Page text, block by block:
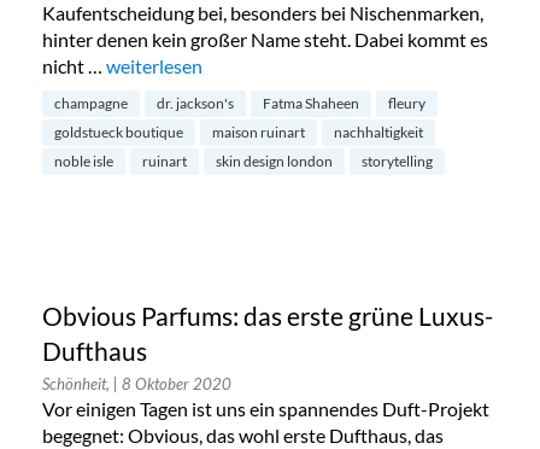
Kaufentscheidung bei, besonders bei Nischenmarken,
hinter denen kein großer Name steht. Dabei kommt es
nicht … „Unboxing: spannende Verpackungen für alle Sinne“
weiterlesen
champagne dr. jackson's Fatma Shaheen
fleury
goldstueck boutique
maison ruinart
nachhaltigkeit
noble isle
ruinart skin design london storytelling
Obvious Parfums: das erste grüne Luxus-
Dufthaus
Schönheit, | 8 Oktober 2020
Vor einigen Tagen ist uns ein spannendes Duft-Projekt
begegnet: Obvious, das wohl erste Dufthaus, das